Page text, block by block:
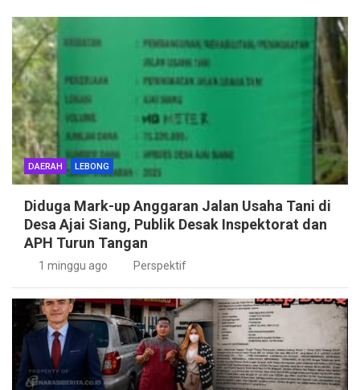
DAERAH LEBONG
Diduga Mark-up Anggaran Jalan Usaha Tani di
Desa Ajai Siang, Publik Desak Inspektorat dan
APH Turun Tangan
1 minggu ago Perspektif